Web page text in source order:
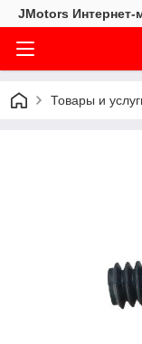
JMotors Интернет-
Товары и